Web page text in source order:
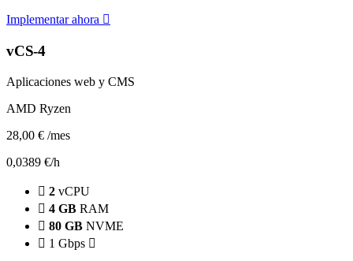
Implementar ahora
vCS-4
Aplicaciones web y CMS
AMD Ryzen
28,00 € /mes
0,0389 €/h
2 vCPU
4 GB RAM
80 GB NVME
1 Gbps